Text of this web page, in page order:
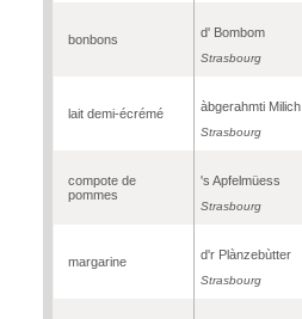
bonbons d' Bombom
Strasbourg
lait demi-écrémé àbgerahmti Milich
Strasbourg
compote de
pommes
's Apfelmüess
Strasbourg
margarine d'r Plànzebùtter
Strasbourg